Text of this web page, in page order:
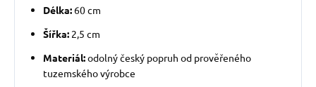
Délka: 60 cm
Šířka: 2,5 cm
Materiál:odolný český popruh od prověřeného
tuzemského výrobce